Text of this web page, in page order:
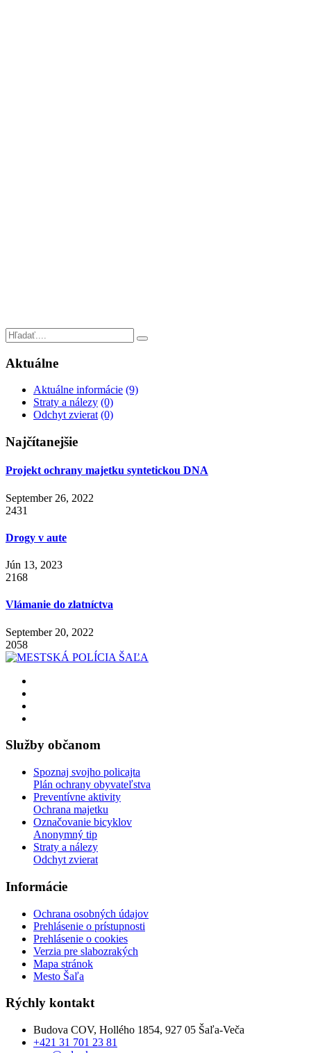
Aktuálne
Aktuálne informácie (9)
Straty a nálezy (0)
Odchyt zvierat (0)
Najčítanejšie
Projekt ochrany majetku syntetickou DNA
September 26, 2022
2431
Drogy v aute
Jún 13, 2023
2168
Vlámanie do zlatníctva
September 20, 2022
2058
Služby občanom
Spoznaj svojho policajta
Plán ochrany obyvateľstva
Preventívne aktivity
Ochrana majetku
Označovanie bicyklov
Anonymný tip
Straty a nálezy
Odchyt zvierat
Informácie
Ochrana osobných údajov
Prehlásenie o prístupnosti
Prehlásenie o cookies
Verzia pre slabozrakých
Mapa stránok
Mesto Šaľa
Rýchly kontakt
Budova COV, Hollého 1854, 927 05 Šaľa-Veča
+421 31 701 23 81